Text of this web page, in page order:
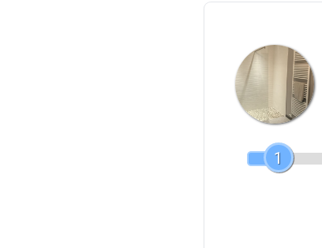
1